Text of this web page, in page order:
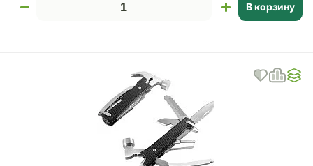
В корзину